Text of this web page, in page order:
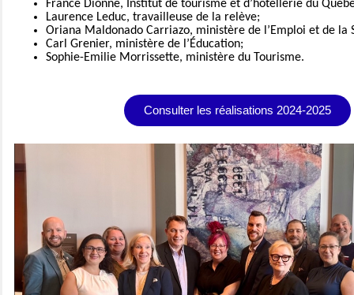
France Dionne, Institut de tourisme et d’hôtellerie du
Laurence Leduc, travailleuse de la relève;
Oriana Maldonado Carriazo, ministère de l’Emploi et de la
Carl Grenier, ministère de l’Éducation;
Sophie-Emilie Morrissette, ministère du Tourisme.
Consulter les réalisations 2024-2025